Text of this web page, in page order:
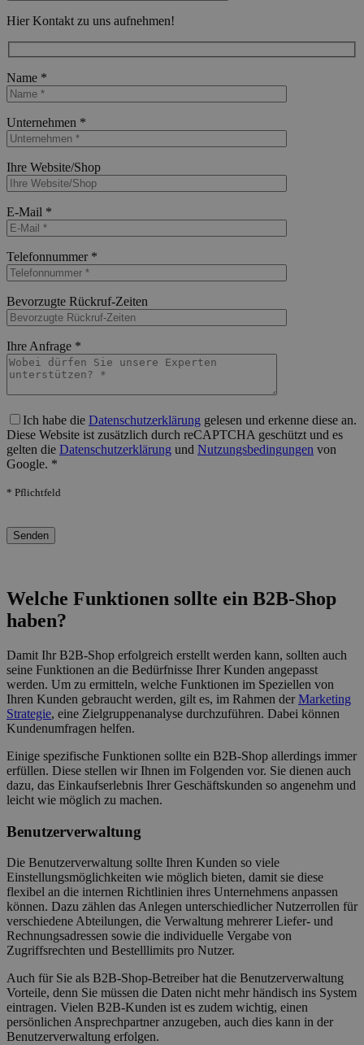
Hier Kontakt zu uns aufnehmen!
Name *
Unternehmen *
Ihre Website/Shop
E-Mail *
Telefonnummer *
Bevorzugte Rückruf-Zeiten
Ihre Anfrage *
Ich habe die Datenschutzerklärung gelesen und erkenne diese an.
Diese Website ist zusätzlich durch reCAPTCHA geschützt und es
gelten die Datenschutzerklärung und Nutzungsbedingungen von
Google. *
* Pflichtfeld
Welche Funktionen sollte ein B2B-Shop
haben?
Damit Ihr B2B-Shop erfolgreich erstellt werden kann, sollten auch
seine Funktionen an die Bedürfnisse Ihrer Kunden angepasst
werden. Um zu ermitteln, welche Funktionen im Speziellen von
Ihren Kunden gebraucht werden, gilt es, im Rahmen derMarketing
Strategie, eine Zielgruppenanalyse durchzuführen. Dabei können
Kundenumfragen helfen.
Einige spezifische Funktionen sollte ein B2B-Shop allerdings immer
erfüllen. Diese stellen wir Ihnen im Folgenden vor. Sie dienen auch
dazu, das Einkaufserlebnis Ihrer Geschäftskunden so angenehm und
leicht wie möglich zu machen.
Benutzerverwaltung
Die Benutzerverwaltung sollte Ihren Kunden so viele
Einstellungsmöglichkeiten wie möglich bieten, damit sie diese
flexibel an die internen Richtlinien ihres Unternehmens anpassen
können. Dazu zählen das Anlegen unterschiedlicher Nutzerrollen für
verschiedene Abteilungen, die Verwaltung mehrerer Liefer- und
Rechnungsadressen sowie die individuelle Vergabe von
Zugriffsrechten und Bestelllimits pro Nutzer.
Auch für Sie als B2B-Shop-Betreiber hat die Benutzerverwaltung
Vorteile, denn Sie müssen die Daten nicht mehr händisch ins System
eintragen. Vielen B2B-Kunden ist es zudem wichtig, einen
persönlichen Ansprechpartner anzugeben, auch dies kann in der
Benutzerverwaltung erfolgen.